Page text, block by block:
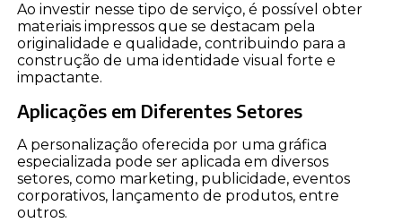
Ao investir nesse tipo de serviço, é possível obter
materiais impressos que se destacam pela
originalidade e qualidade, contribuindo para a
construção de uma identidade visual forte e
impactante.
Aplicações em Diferentes Setores
A personalização oferecida por uma gráfica
especializada pode ser aplicada em diversos
setores, como marketing, publicidade, eventos
corporativos, lançamento de produtos, entre
outros.